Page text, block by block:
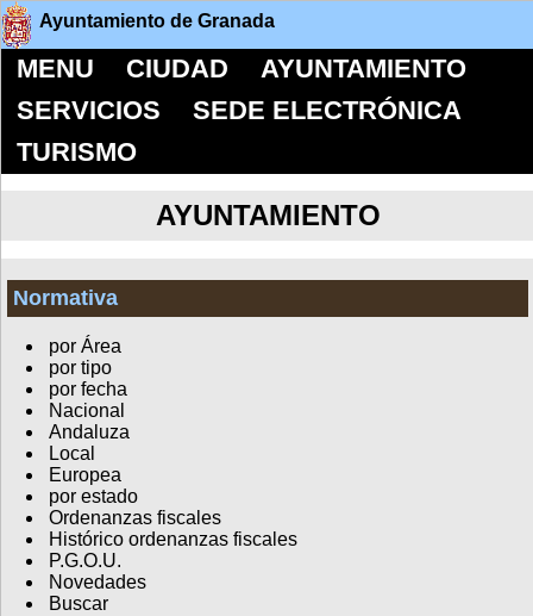
Ayuntamiento de Granada
MENU CIUDAD
AYUNTAMIENTO
SERVICIOS
SEDE ELECTRÓNICA
TURISMO
AYUNTAMIENTO
Normativa
por Área
por tipo
por fecha
Nacional
Andaluza
Local
Europea
por estado
Ordenanzas fiscales
Histórico ordenanzas fiscales
P.G.O.U.
Novedades
Buscar